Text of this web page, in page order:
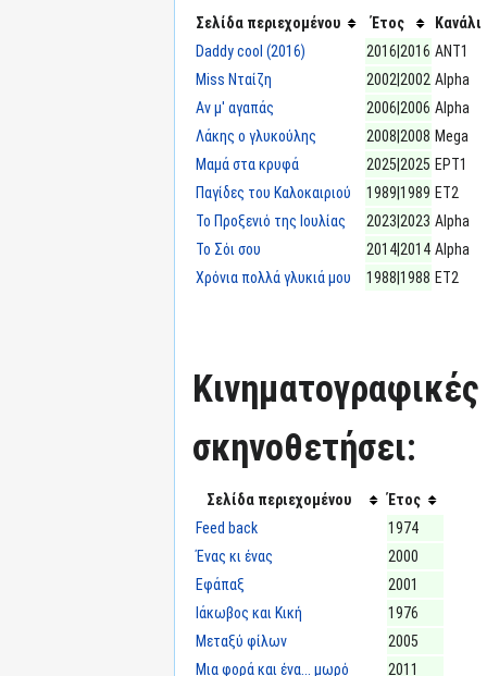
Σελίδα περιεχομένου Έτος
Κανάλι
Daddy cool (2016)
2016|2016 ΑΝΤ1
Miss Νταίζη
2002|2002 Alpha
Αν μ' αγαπάς
2006|2006 Alpha
Λάκης ο γλυκούλης
2008|2008 Mega
Μαμά στα κρυφά
2025|2025 ΕΡΤ1
Παγίδες του Καλοκαιριού
1989|1989 ΕΤ2
Το Προξενιό της Ιουλίας
2023|2023 Alpha
Το Σόι σου
2014|2014 Alpha
Χρόνια πολλά γλυκιά μου
1988|1988 ΕΤ2
Κινηματογραφικές
σκηνοθετήσει:
Σελίδα περιεχομένου
Έτος
Feed back
1974
Ένας κι ένας
2000
Εφάπαξ
2001
Ιάκωβος και Κική
1976
Μεταξύ φίλων
2005
Μια φορά και ένα... μωρό
2011